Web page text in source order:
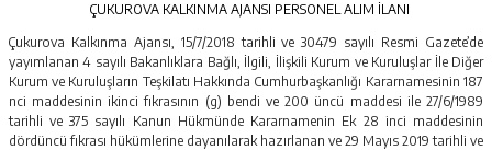
ÇUKUROVA KALKINMA AJANSI PERSONEL ALIM İLANI
Çukurova Kalkınma Ajansı, 15/7/2018 tarihli ve 30479 sayılı Resmi Gazete’de
yayımlanan 4 sayılı Bakanlıklara Bağlı, İlgili, İlişkili Kurum ve Kuruluşlar İle Diğer
Kurum ve Kuruluşların Teşkilatı Hakkında Cumhurbaşkanlığı Kararnamesinin 187
nci maddesinin ikinci fıkrasının (g) bendi ve 200 üncü maddesi ile 27/6/1989
tarihli ve 375 sayılı Kanun Hükmünde Kararnamenin Ek 28 inci maddesinin
dördüncü fıkrası hükümlerine dayanılarak hazırlanan ve 29 Mayıs 2019 tarihli ve